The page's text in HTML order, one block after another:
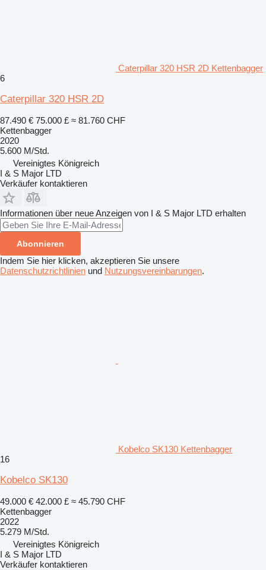
Caterpillar 320 HSR 2D Kettenbagger
6
Caterpillar 320 HSR 2D
87.490 € 75.000 £ ≈ 81.760 CHF
Kettenbagger
2020
5.600 M/Std.
Vereinigtes Königreich
I & S Major LTD
Verkäufer kontaktieren
Informationen über neue Anzeigen von I & S Major LTD erhalten
Abonnieren
Indem Sie hier klicken, akzeptieren Sie unsere
Datenschutzrichtlinien und Nutzungsvereinbarungen.
Kobelco SK130 Kettenbagger
16
Kobelco SK130
49.000 € 42.000 £ ≈ 45.790 CHF
Kettenbagger
2022
5.279 M/Std.
Vereinigtes Königreich
I & S Major LTD
Verkäufer kontaktieren